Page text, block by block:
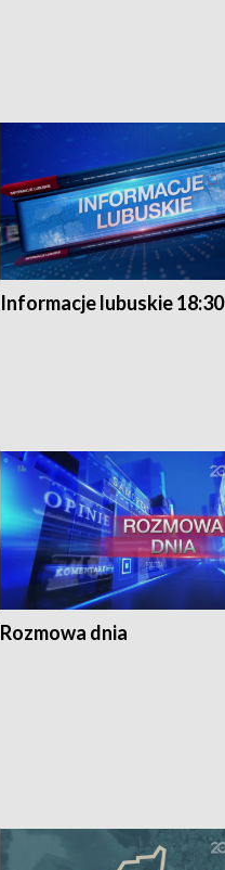
Informacje lubuskie 18:30
Rozmowa dnia